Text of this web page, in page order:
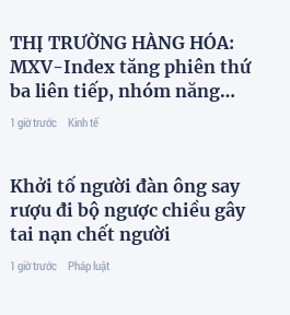
THỊ TRƯỜNG HÀNG HÓA:
MXV-Index tăng phiên thứ
ba liên tiếp, nhóm năng
lượng ‘kéo’ thị trường
1 giờ trước Kinh tế
Khởi tố người đàn ông say
rượu đi bộ ngược chiều gây
tai nạn chết người
1 giờ trước Pháp luật